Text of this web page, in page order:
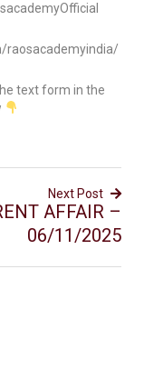
raosacademyindia/
text form in the
Next Post
AFFAIR –
06/11/2025